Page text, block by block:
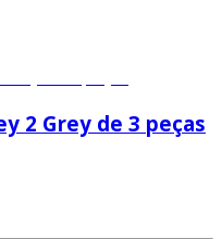
2 Grey de 3 peças